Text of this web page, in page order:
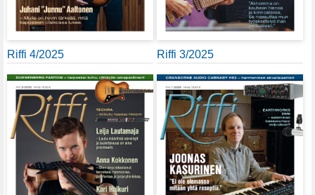
Riffi 4/2025 Riffi 3/2025